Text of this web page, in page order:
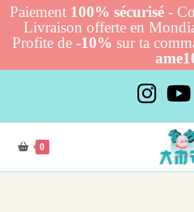
Paiement 100% sécurisé -
Livraison offerte en
Profite de -10% sur ta
content
0